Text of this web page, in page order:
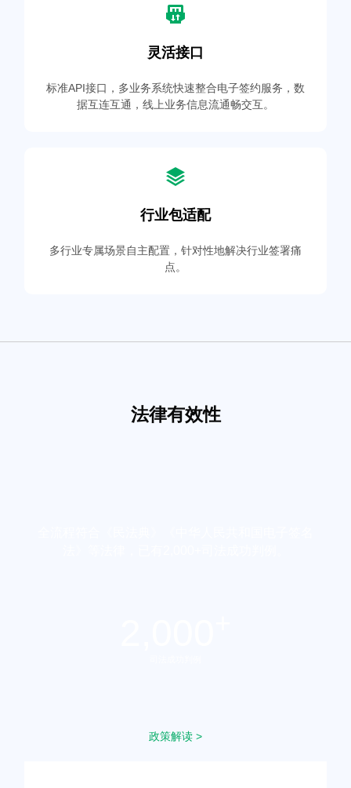
灵活接口
标准API接口，多业务系统快速整合电子签约服务，数
据互连互通，线上业务信息流通畅交互。
行业包适配
多行业专属场景自主配置，针对性地解决行业签署痛
点。
法律有效性
政策解读 >